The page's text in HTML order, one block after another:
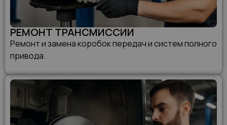
РЕМОНТ ТРАНСМИССИИ
Ремонт и замена коробок передач и систем полного
привода.